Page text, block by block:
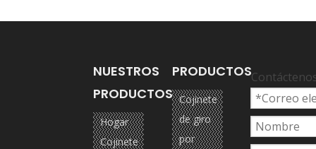
NUESTROS
PRODUCTOS
Hogar
Cojinete
PRODUCTOS
Cojinete
de giro
por